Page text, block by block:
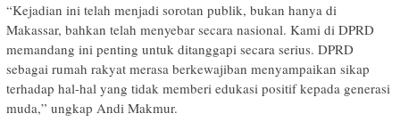
“Kejadian ini telah menjadi sorotan publik, bukan hanya di
Makassar, bahkan telah menyebar secara nasional. Kami di DPRD
memandang ini penting untuk ditanggapi secara serius. DPRD
sebagai rumah rakyat merasa berkewajiban menyampaikan sikap
terhadap hal-hal yang tidak memberi edukasi positif kepada generasi
muda,” ungkap Andi Makmur.